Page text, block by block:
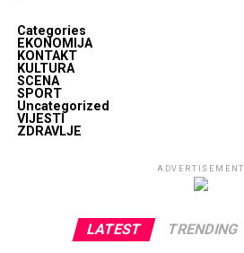
Categories
EKONOMIJA
KONTAKT
KULTURA
SCENA
SPORT
Uncategorized
VIJESTI
ZDRAVLJE
ADVERTISEMENT
LATEST TRENDING